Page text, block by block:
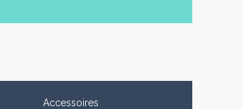
Accessoires